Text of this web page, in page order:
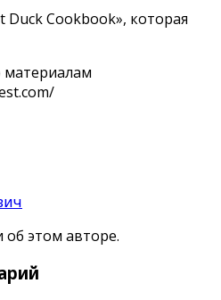
Duck Cookbook», которая
материалам
этом авторе.